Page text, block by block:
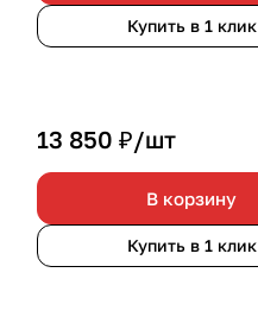
Купить в 1 клик
13 850 ₽/шт
В корзину
Купить в 1 клик